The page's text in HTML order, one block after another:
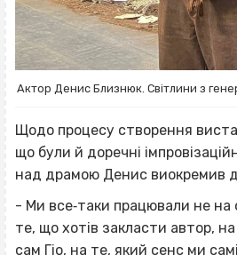
Актор Денис Близнюк. Світлини з
Щодо процесу створення
що були й доречні
над драмою Денис виокремив
- Ми все‐таки працювали не на
те, що хотів закласти автор,
сам Гіо, на те, який сенс ми